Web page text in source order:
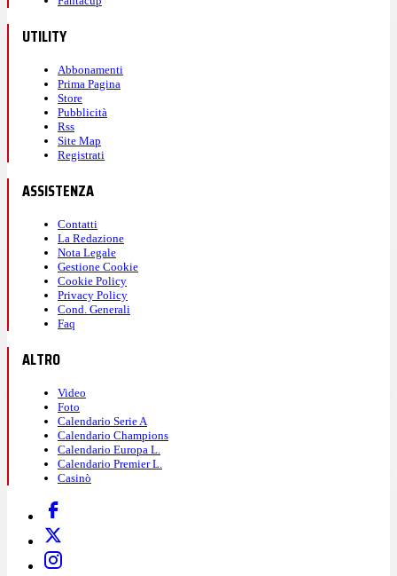
UTILITY
Abbonamenti
Prima Pagina
Store
Pubblicità
Rss
Site Map
Registrati
ASSISTENZA
Contatti
La Redazione
Nota Legale
Gestione Cookie
Cookie Policy
Privacy Policy
Cond. Generali
Faq
ALTRO
Video
Foto
Calendario Serie A
Calendario Champions
Calendario Europa L.
Calendario Premier L.
Casinò